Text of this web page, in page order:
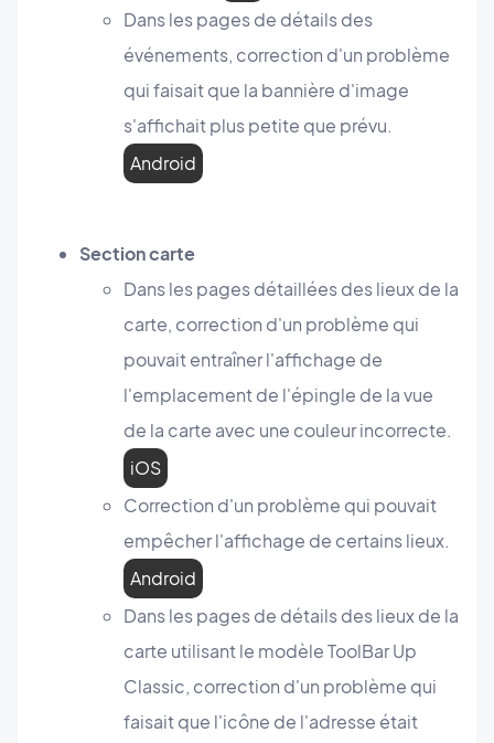
Dans les pages de détails des
événements, correction d'un problème
qui faisait que la bannière d'image
s'affichait plus petite que prévu.
Android
Section carte
Dans les pages détaillées des lieux de la
carte, correction d'un problème qui
pouvait entraîner l'affichage de
l'emplacement de l'épingle de la vue
de la carte avec une couleur incorrecte.
iOS
Correction d'un problème qui pouvait
empêcher l'affichage de certains lieux.
Android
Dans les pages de détails des lieux de la
carte utilisant le modèle ToolBar Up
Classic, correction d'un problème qui
faisait que l'icône de l'adresse était